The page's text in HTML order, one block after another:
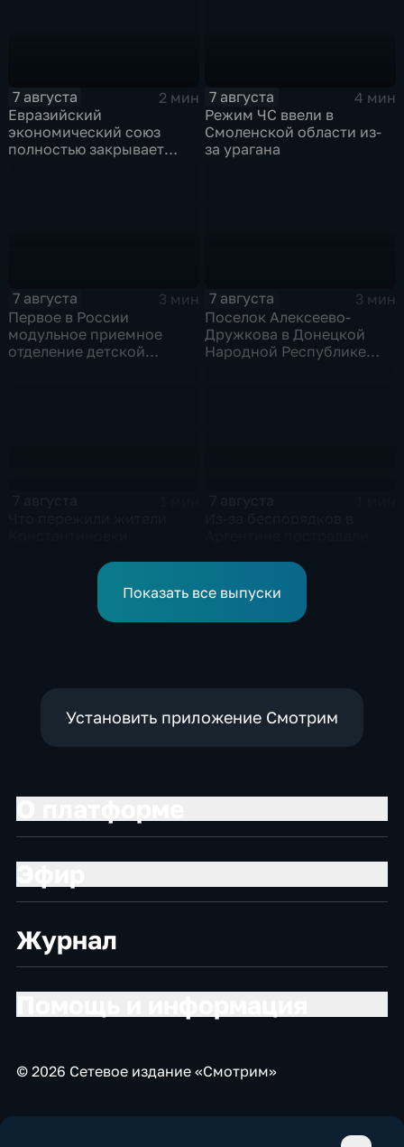
7 августа
2 мин
Евразийский
экономический союз
полностью закрывает
7 августа
4 мин
Режим ЧС ввели в
Смоленской области из-
за урагана
7 августа
3 мин
Первое в России
модульное приемное
отделение детской
7 августа
3 мин
Поселок Алексеево-
Дружкова в Донецкой
Народной Республике
Показать все выпуски
Установить приложение Смотрим
Журнал
© 2026 Сетевое издание «Смотрим»